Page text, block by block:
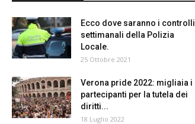
Ecco dove saranno i controlli
settimanali della Polizia
Locale.
25 Ottobre 2021
Verona pride 2022: migliaia i
partecipanti per la tutela dei
diritti...
18 Luglio 2022